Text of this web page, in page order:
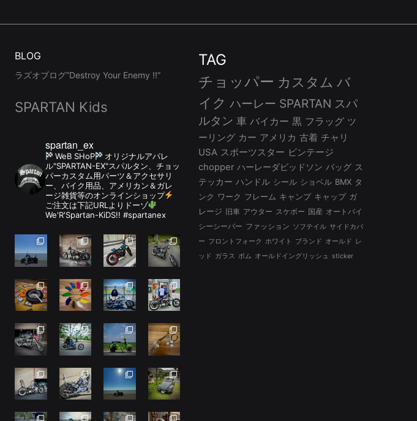
BLOG
ラズオブログ”Destroy Your Enemy !!”
SPARTAN Kids
spartan_ex
WeB SHoP
オリジナルアパレ
ル"SPARTAN-EX"スパルタン、チョッ
パーカスタム用パーツ＆アクセサリ
ー、バイク用品、アメリカン＆ガレ
ージ雑貨等のオンラインショップ
ご注文は下記URLよりドーゾ
We'R'Spartan-KiDS!! #spartanex
TAG
チョッパー カスタム バ
イク ハーレー SPARTAN スパ
ルタン 車 バイカー 黒 フラッグ ツ
ーリング カー アメリカ 古着 チャリ
USA スポーツスター ビンテージ
chopper ハーレーダビッドソン バッグ ス
テッカー ハンドル シール ショベル BMX タ
ンク ワーク フレーム キャンプ キャップ ガ
レージ
旧車 アウター スケボー 国産 オートバイ
シーシーバー ファッション ソフテイル サイドカバ
ー フロントフォーク ホワイト ブランド オールド レ
ッド ガラス ボム オールドイングリッシュ sticker